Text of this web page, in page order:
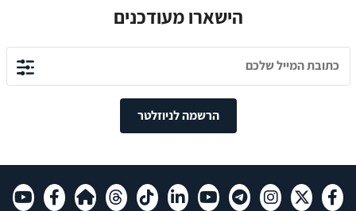
הישארו מעודכנים
הרשמה לניוזלטר